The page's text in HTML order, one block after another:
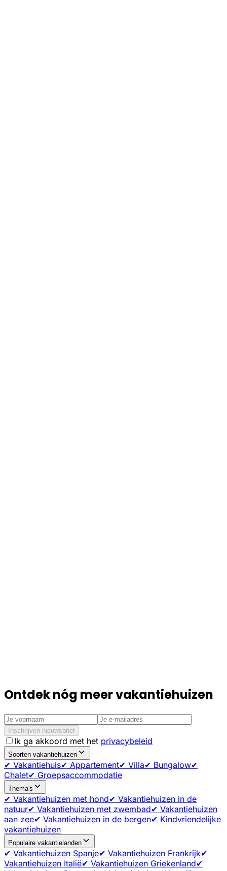
Ontdek nóg meer vakantiehuizen
Inschrijven nieuwsbrief
Ik ga akkoord met het privacybeleid
Soorten vakantiehuizen
✔ Vakantiehuis✔ Appartement✔ Villa✔ Bungalow✔
Chalet✔ Groepsaccommodatie
Thema's
✔ Vakantiehuizen met hond✔ Vakantiehuizen in de
natuur✔ Vakantiehuizen met zwembad✔ Vakantiehuizen
aan zee✔ Vakantiehuizen in de bergen✔ Kindvriendelijke
vakantiehuizen
Populaire vakantielanden
✔ Vakantiehuizen Spanje✔ Vakantiehuizen Frankrijk✔
Vakantiehuizen Italië✔ Vakantiehuizen Griekenland✔